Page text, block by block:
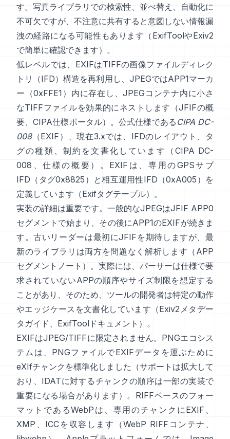
す。写真ライブラリでの検索性、並べ替え、自動化に
不可欠ですが、不注意に共有すると意図しない情報漏
洩の経路になる可能性もあります（ ExifToolやExiv2
で簡単に確認できます）。
低レベルでは、EXIFはTIFFの画像ファイルディレク
トリ（IFD）構造を再利用し、JPEGではAPP1マーカ
ー（0xFFE1）内に存在し、JPEGコンテナ内に小さ
なTIFFファイルを効果的にネストします（JFIFの概
要、CIPA仕様ポータル）。公式仕様である CIPA DC-
008（EXIF）、現在3.xでは、IFDのレイアウト、タ
グの種類、制約を文書化しています（ CIPA DC-
008 、仕様の概要 ）。EXIFは、専用のGPSサブ
IFD（タグ0x8825）と相互運用性IFD（0xA005）を
定義しています（Exifタグテーブル）。
実装の詳細は重要です。一般的なJPEGはJFIF APP0
セグメントで始まり、その後にAPP1のEXIFが続きま
す。古いリーダーは最初にJFIFを期待しますが、最
新のライブラリは両方を問題なく解析します（ APP
セグメントノート ）。実際には、パーサーは仕様で要
求されていないAPPの順序やサイズ制限を想定する
ことがあり、そのため、ツールの開発者は特定の動作
やエッジケースを文書化しています（Exiv2メタデー
タガイド 、 ExifToolドキュメント ）。
EXIFはJPEG/TIFFに限定されません。PNGエコシス
テムは、PNGファイルでEXIFデータを運ぶために
eXIfチャンク を標準化しました（サポートは拡大して
おり、IDATに対するチャンクの順序は一部の実装で
重要になる場合があります）。RIFFベースのフォー
マットであるWebPは、専用のチャンクにEXIF、
XMP、ICCを収容します（WebP RIFFコンテナ 、